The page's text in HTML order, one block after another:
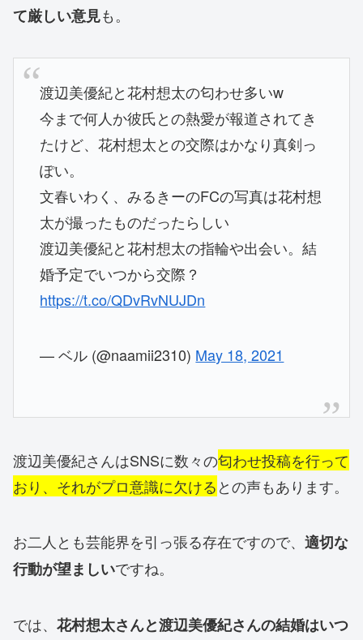
て厳しい意見も。
渡辺美優紀と花村想太の匂わせ多いw
今まで何人か彼氏との熱愛が報道されてき
たけど、花村想太との交際はかなり真剣っ
ぽい。
文春いわく、みるきーのFCの写真は花村想
太が撮ったものだったらしい
渡辺美優紀と花村想太の指輪や出会い。結
婚予定でいつから交際？
https://t.co/QDvRvNUJDn
— ベル (@naamii2310) May 18, 2021
渡辺美優紀さんはSNSに数々の匂わせ投稿を行って
おり、それがプロ意識に欠けるとの声もあります。
お二人とも芸能界を引っ張る存在ですので、 適切な
行動が望ましいですね。
では、 花村想太さんと渡辺美優紀さんの結婚はいつ